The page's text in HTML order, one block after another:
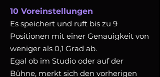
10 Voreinstellungen
Es speichert und ruft bis zu 9
Positionen mit einer Genauigkeit von
weniger als 0,1 Grad ab.
Egal ob im Studio oder auf der
Bühne, merkt sich den vorherigen